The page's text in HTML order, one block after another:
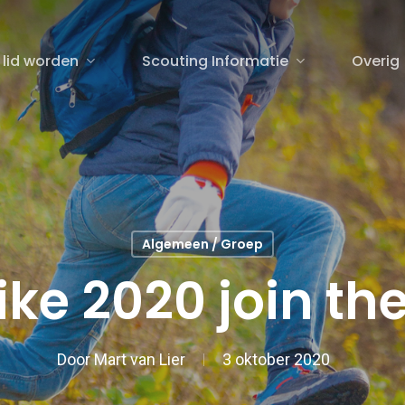
lid worden Scouting Informatie Overig
Algemeen / Groep
2020 join
DoorMart van Lier 3 oktober 2020